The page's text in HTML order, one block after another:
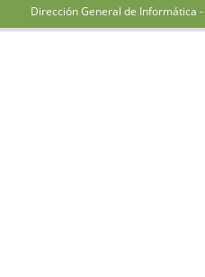
Dirección General de Informática -